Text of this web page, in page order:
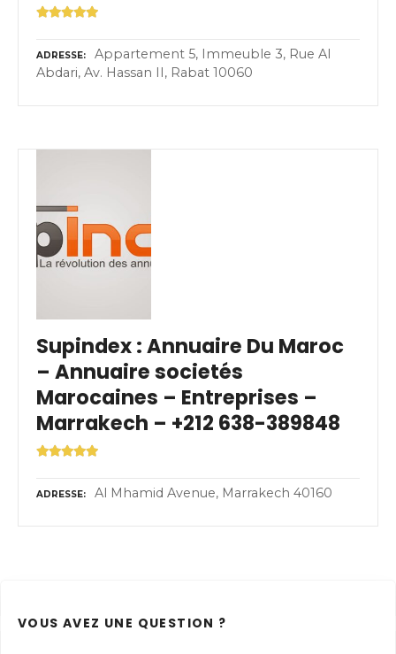
ADRESSE
Appartement 5, Immeuble 3, Rue Al
Abdari, Av. Hassan II, Rabat 10060
Supindex : Annuaire Du Maroc
– Annuaire societés
Marocaines – Entreprises –
Marrakech – +212 638-389848
ADRESSE Al Mhamid Avenue, Marrakech 40160
VOUS AVEZ UNE QUESTION ?